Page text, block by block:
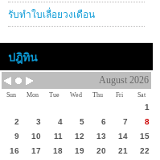
รับทำใบเลื่อยวงเดือน
ปฎิทิน
August 2026
Sun Mon Tue Wed Thu Fri Sat
1
2
3 4 5 6 7
8
9
10 11 12 13 14
15
16
17 18 19 20 21
22